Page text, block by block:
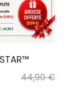
44,90 €